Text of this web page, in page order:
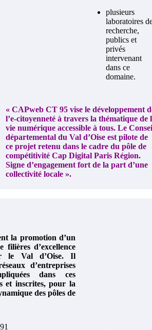
plusieurs
laboratoires
recherche,
publics et
privés
intervenant
dans ce
domaine.
« CAPweb CT 95 vise le développement
l’e-citoyenneté à travers la thématique de
vie numérique accessible à tous. Le
départemental du Val d’Oise est pilote de
ce projet retenu dans le cadre du pôle de
compétitivité Cap Digital Paris Région.
Signe d’engagement fort de la part d’une
collectivité locale ».
la promotion d’un
filières d’excellence
le Val d’Oise. Il
d’entreprises
dans ces
et inscrites, pour la
des pôles de